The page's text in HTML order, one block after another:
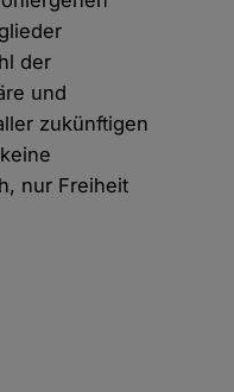
der
und
zukünftigen
nur Freiheit